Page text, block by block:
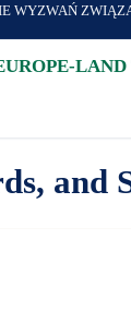
WYZWAŃ
and